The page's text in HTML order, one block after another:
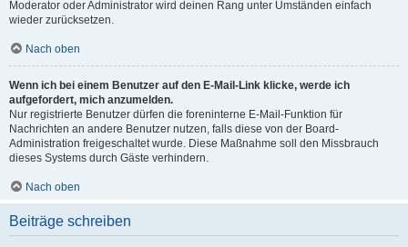
Moderator oder Administrator wird deinen Rang unter Umständen einfach
wieder zurücksetzen.
Nach oben
Wenn ich bei einem Benutzer auf den E-Mail-Link klicke, werde ich
aufgefordert, mich anzumelden.
Nur registrierte Benutzer dürfen die foreninterne E-Mail-Funktion für
Nachrichten an andere Benutzer nutzen, falls diese von der Board-
Administration freigeschaltet wurde. Diese Maßnahme soll den Missbrauch
dieses Systems durch Gäste verhindern.
Nach oben
Beiträge schreiben